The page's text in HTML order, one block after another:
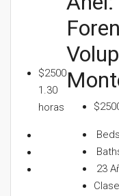
$2500
1.30
horas
23